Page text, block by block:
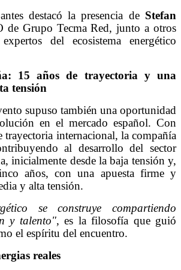
destacó la presencia de Stefan
de Grupo Tecma Red, junto a otros
del ecosistema energético
15 años de trayectoria y una
tensión
supuso también una oportunidad
en el mercado español. Con
trayectoria internacional, la compañía
al desarrollo del sector
inicialmente desde la baja tensión y,
años, con una apuesta firme y
y alta tensión.
se construye compartiendo
y talento", es la filosofía que guió
el espíritu del encuentro.
reales